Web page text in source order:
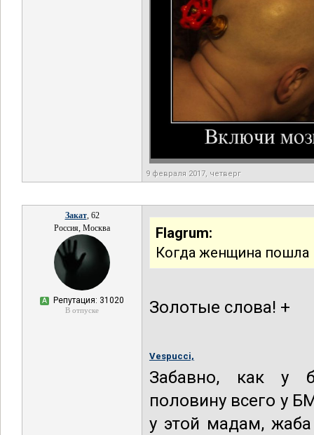
9 февраля 2017, четверг
Закат, 62
Россия, Москва
А Репутация: 31020
В отпуске
Flagrum:
Когда женщина пошла
Золотые слова! +
Vespucci,
Забавно, как у
половину всего у
у этой мадам,